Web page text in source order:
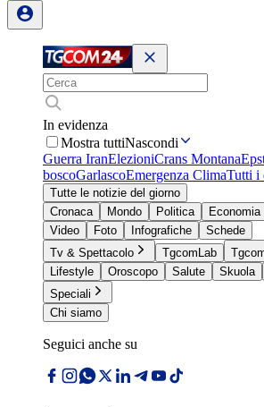
In evidenza
Mostra tuttiNascondi
Guerra IranElezioniCrans Montana
boscoGarlascoEmergenza ClimaTutti i
Tutte le notizie del giorno
Cronaca
Mondo Politica Economia
Video
Foto Infografiche
Schede
Tv & Spettacolo
TgcomLab
Lifestyle
Oroscopo Salute Skuola
Speciali
Chi siamo
Seguici anche su